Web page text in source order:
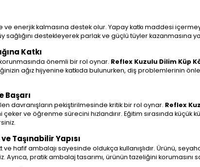
enerjik kalmasına destek olur. Yapay katkı maddesi
destekleyerek parlak ve güçlü tüyler kazanmasına
Katkı
korunmasında önemli bir rol oynar. Reflex Kuzulu Dilim Küp
ağız hijyenine katkıda bulunurken, diş problemlerinin
Başarı
davranışların pekiştirilmesinde kritik bir rol oynar. Reflex
ve öğrenme sürecini hızlandırır. Eğitim sırasında
Taşınabilir Yapısı
ve hafif ambalajı sayesinde oldukça kullanışlıdır. Ürünü,
pratik ambalaj tasarımı, ürünün tazeliğini korumasını